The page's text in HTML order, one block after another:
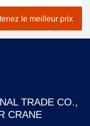
de
de bâtiment
le meilleur prix
TRADE CO.,
CRANE